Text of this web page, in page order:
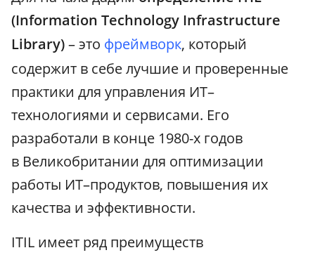
(Information Technology Infrastructure
Library)– это фреймворк, который
содержит в себе лучшие и проверенные
практики для управления ИТ–
технологиями и сервисами. Его
разработали в конце 1980-х годов
в Великобритании для оптимизации
работы ИТ–продуктов, повышения их
качества и эффективности.
ITIL имеет ряд преимуществ